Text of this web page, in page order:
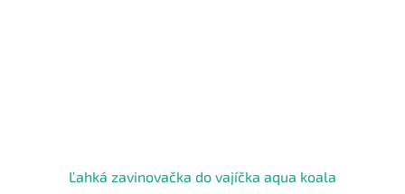
Ľahká zavinovačka do vajíčka aqua koala